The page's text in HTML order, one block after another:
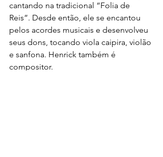
cantando na tradicional “Folia de
Reis”. Desde então, ele se encantou
pelos acordes musicais e desenvolveu
seus dons, tocando viola caipira, violão
e sanfona. Henrick também é
compositor.